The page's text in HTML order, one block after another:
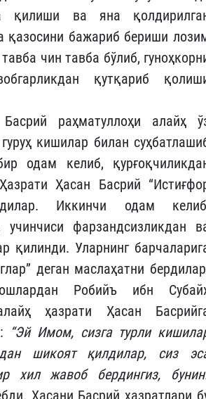
қилиши ва яна
қазосини бажариб бериши
чин тавба бўлиб,
қутқариб
раҳматуллоҳи алайҳ
кишилар билан
одам келиб,
Ҳасан Басрий
Иккинчи одам
учинчиси фарзандсизликдан
қилинди. Уларнинг
деган маслаҳатни
Робийъ ибн
ҳазрати Ҳасан
“Эй Имом, сизга турли
шикоят қилдилар, сиз
хил жавоб бердингиз,